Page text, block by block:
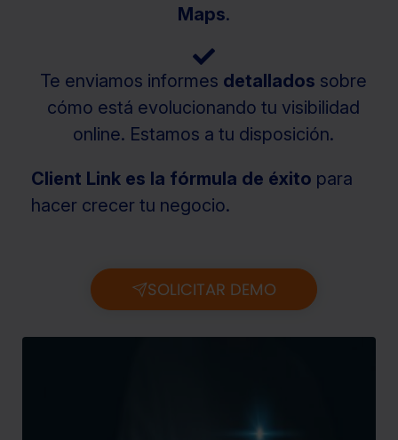
Maps.
Te enviamos informes detallados sobre
cómo está evolucionando tu visibilidad
online. Estamos a tu disposición.
Client Link es la fórmula de éxito para
hacer crecer tu negocio.
SOLICITAR DEMO